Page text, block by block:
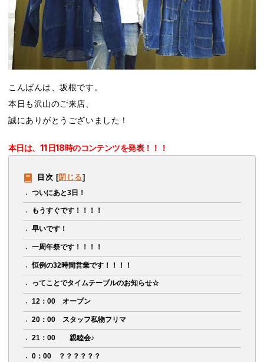
こんばんは、坂根です。
本日も沢山のご来店、
誠にありがとうございました！
本日は、 11日18時のコンテンツを発表！！！
目次 [閉じる]
ついにあと3日！
もうすぐです！！！！
早いです！
一周年祭です！！！！
恒例の32時間営業です！！！！
ってことでタイムテーブルのお知らせ☆
12：00 オープン
20：00 スタッフ私物フリマ
21：00 親睦会♪
0：00 ？？？？？？